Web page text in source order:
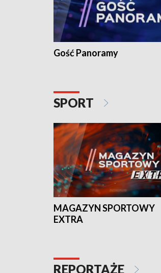
Gość Panoramy
SPORT
MAGAZYN SPORTOWY
EXTRA
REPORTAŻE